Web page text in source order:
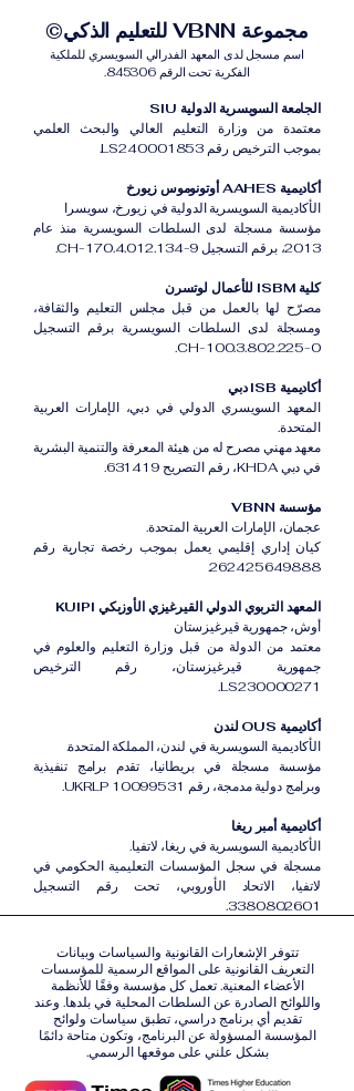
مجموعة VBNN للتعليم الذكي©
اسم مسجل لدى المعهد الفدرالي السويسري للملكية
الفكرية تحت الرقم 845306.
الجامعة السويسرية الدولية SIU
معتمدة من وزارة التعليم العالي والبحث العلمي
بموجب الترخيص رقم LS240001853.
أكاديمية AAHES أوتونوموس زيورخ
الأكاديمية السويسرية الدولية في زيورخ، سويسرا
مؤسسة مسجلة لدى السلطات السويسرية منذ عام
2013، برقم التسجيل CH-170.4.012.134-9.
كلية ISBM للأعمال لوتسرن
مصرّح لها بالعمل من قبل مجلس التعليم والثقافة،
ومسجلة لدى السلطات السويسرية برقم التسجيل
CH-100.3.802.225-0.
أكاديمية ISB دبي
المعهد السويسري الدولي في دبي، الإمارات العربية
المتحدة.
معهد مهني مصرح له من هيئة المعرفة والتنمية البشرية
في دبي KHDA، رقم التصريح 631419.
مؤسسة VBNN
عجمان، الإمارات العربية المتحدة.
كيان إداري إقليمي يعمل بموجب رخصة تجارية رقم
262425649888.
المعهد التربوي الدولي القيرغيزي الأوزبكي KUIPI
أوش، جمهورية قيرغيزستان
معتمد من الدولة من قبل وزارة التعليم والعلوم في
جمهورية قيرغيزستان، رقم الترخيص
LS230000271.
أكاديمية OUS لندن
الأكاديمية السويسرية في لندن، المملكة المتحدة.
مؤسسة مسجلة في بريطانيا، تقدم برامج تنفيذية
وبرامج دولية مدمجة، رقم UKRLP 10099531.
أكاديمية أمبر ريغا
الأكاديمية السويسرية في ريغا، لاتفيا.
مسجلة في سجل المؤسسات التعليمية الحكومي في
لاتفيا، الاتحاد الأوروبي، تحت رقم التسجيل
3380802601.
تتوفر الإشعارات القانونية والسياسات وبيانات
التعريف القانونية على المواقع الرسمية للمؤسسات
الأعضاء المعنية. تعمل كل مؤسسة وفقًا للأنظمة
واللوائح الصادرة عن السلطات المحلية في بلدها. وعند
تقديم أي برنامج دراسي، تطبق سياسات ولوائح
المؤسسة المسؤولة عن البرنامج، وتكون متاحة دائمًا
بشكل علني على موقعها الرسمي.